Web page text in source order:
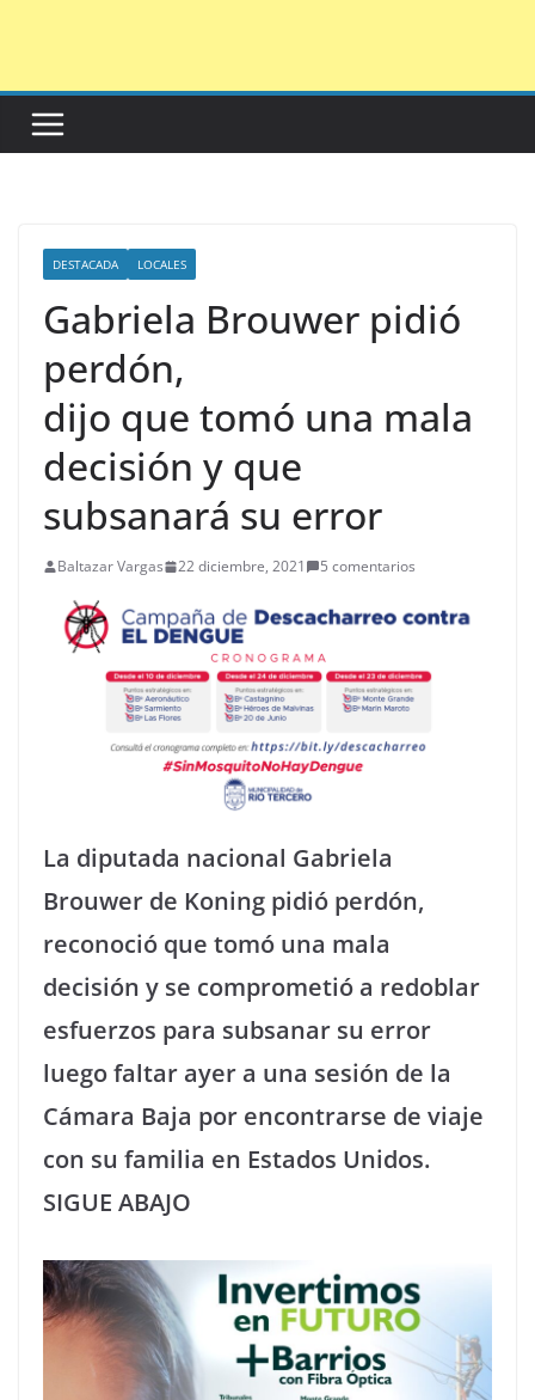
DESTACADA LOCALES
Gabriela Brouwer pidió
perdón,
dijo que tomó una mala
decisión y que
subsanará su error
Baltazar Vargas 22 diciembre, 2021 5 comentarios
La diputada nacional Gabriela
Brouwer de Koning pidió perdón,
reconoció que tomó una mala
decisión y se comprometió a redoblar
esfuerzos para subsanar su error
luego faltar ayer a una sesión de la
Cámara Baja por encontrarse de viaje
con su familia en Estados Unidos.
SIGUE ABAJO